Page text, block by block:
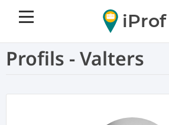
iProf
Profils - Valters